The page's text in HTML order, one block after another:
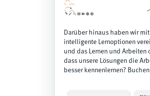
Darüber hinaus haben wir
intelligente Lernoptionen
und das Lernen und
dass unsere Lösungen die
besser kennenlernen?